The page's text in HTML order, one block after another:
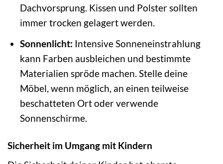
Dachvorsprung. Kissen und Polster sollten
immer trocken gelagert werden.
Sonnenlicht: Intensive Sonneneinstrahlung
kann Farben ausbleichen und bestimmte
Materialien spröde machen. Stelle deine
Möbel, wenn möglich, an einen teilweise
beschatteten Ort oder verwende
Sonnenschirme.
Sicherheit im Umgang mit Kindern